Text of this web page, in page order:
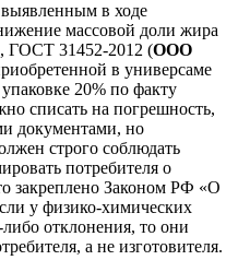
в ходе
массовой доли жира
, ГОСТ 31452-2012 (ООО
в универсаме
20% по факту
списать на погрешность,
документами, но
строго соблюдать
потребителя о
закреплено Законом РФ «О
у физико-химических
отклонения, то они
а не изготовителя.